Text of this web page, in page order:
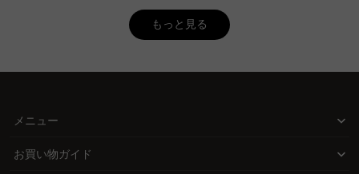
ージなど多彩なスタイルの棚を取り揃えています。
Q. 洗面所の収納棚の掃除や手入れのしやすさをどう考慮す
A. 洗面所は湿気が多いため、掃除や手入れのしやすさを考慮した素
CAGUUUでは、無垢材などの高品質素材を用いた家具を提供し、5
年品質保証で安心して使用できます。
た収納棚が必要です。デッドスペースを見逃さず、有効活用するこ
とで、洗面所をすっきりと整えることができます。
できる棚を取り揃えています。スリムタイプやオープンシェルフタ
量に合わせた最適な選択ができます。使いやすさを考慮し、日々の
もっと見る
メニュー
お買い物ガイド